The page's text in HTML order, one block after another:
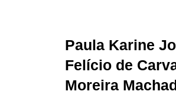
Paula Karine
Felício de
Moreira